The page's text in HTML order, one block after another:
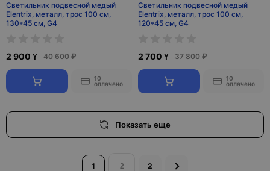
Светильник подвесной медый
Elentrix, металл, трос 100 см,
130*45 см, G4
2 900 ¥ 40 600 ₽
10
оплачено
Светильник подвесной медый
Elentrix, металл, трос 100 см,
120*45 см, G4
2 700 ¥ 37 800 ₽
10
оплачено
Показать еще
1 2